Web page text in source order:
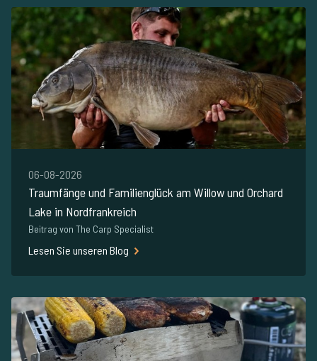
06-08-2026
Traumfänge und Familienglück am Willow und Orchard
Lake in Nordfrankreich
Beitrag von The Carp Specialist
Lesen Sie unseren Blog